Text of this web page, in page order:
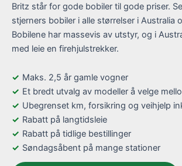
Britz står for gode bobiler til gode priser.
stjerners bobiler i alle størrelser i Australia
Bobilene har massevis av utstyr, og i
med leie en firehjulstrekker.
Maks. 2,5 år gamle vogner
Et bredt utvalg av modeller å velge
Ubegrenset km, forsikring og veihjelp
Rabatt på langtidsleie
Rabatt på tidlige bestillinger
Søndagsåbent på mange stationer